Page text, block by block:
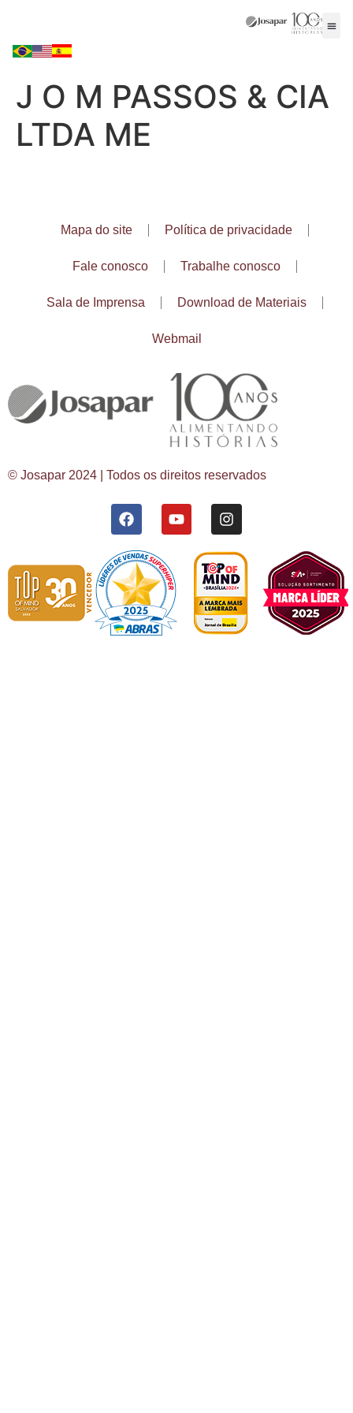
J O M PASSOS & CIA
LTDA ME
Mapa do site Política de privacidade
Fale conosco Trabalhe conosco
Sala de Imprensa Download de Materiais
Webmail
© Josapar 2024 | Todos os direitos reservados